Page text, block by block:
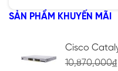
5 sao
SẢN PHẨM KHUYẾN MÃI
Cisco
10,870,000₫